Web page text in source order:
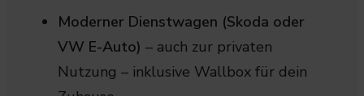
Moderner Dienstwagen (Skoda oder
VW E-Auto) – auch zur privaten
Nutzung – inklusive Wallbox für dein